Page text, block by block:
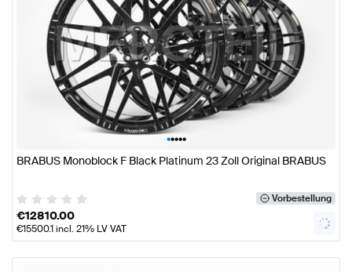
•••••
BRABUS Monoblock F Black Platinum 23 Zoll Original BRABUS
Vorbestellung
€12810.00
€15500.1incl. 21% LV VAT